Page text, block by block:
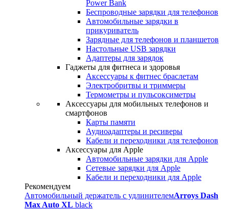
Power Bank
Беспроводные зарядки для телефонов
Автомобильные зарядки в
прикуриватель
Зарядные для телефонов и планшетов
Настольные USB зарядки
Адаптеры для зарядок
Гаджеты для фитнеса и здоровья
Аксессуары к фитнес браслетам
Электробритвы и триммеры
Термометры и пульсоксиметры
Аксессуары для мобильных телефонов и
смартфонов
Карты памяти
Аудиоадаптеры и ресиверы
Кабели и переходники для телефонов
Аксессуары для Apple
Автомобильные зарядки для Apple
Сетевые зарядки для Apple
Кабели и переходники для Apple
Рекомендуем
Автомобильный держатель с удлинителемArroys Dash
Max Auto XL black